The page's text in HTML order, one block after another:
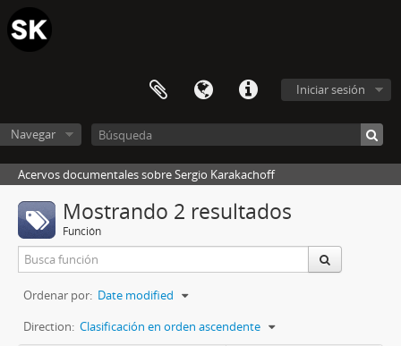
Iniciar sesión
Navegar
Acervos documentales sobre Sergio Karakachoff
Mostrando 2 resultados
Función
Ordenar por: Date modified
Direction: Clasificación en orden ascendente